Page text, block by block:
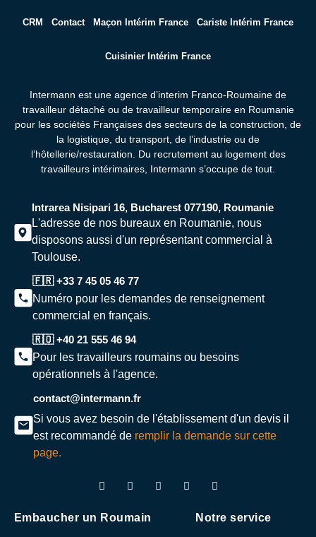
CRM Contact Maçon Intérim France Cariste Intérim France
Cuisinier Intérim France
Intermann est une agence d’interim Franco-Roumaine de
travailleur détaché ou de travailleur temporaire en Roumanie
pour les sociétés Françaises des secteurs de la construction, de
la logistique, du transport, de l’industrie ou de
l’hôtellerie/restauration. Du recrutement au logement des
travailleurs intérimaires, Intermann s’occupe de tout.
Intrarea Nisipari 16, Bucharest 077190, Roumanie
L'adresse de nos bureaux en Roumanie, nous
disposons aussi d'un représentant commercial à
Toulouse.
🇫🇷 +33 7 45 05 46 77
Numéro pour les demandes de renseignement
commercial en français.
🇷🇴 +40 21 555 46 94
Pour les travailleurs roumains ou besoins
opérationnels à l'agence.
contact@intermann.fr
Si vous avez besoin de l'établissement d'un devis il
est recommandé de remplir la demande sur cette
page.
Embaucher un Roumain Notre service